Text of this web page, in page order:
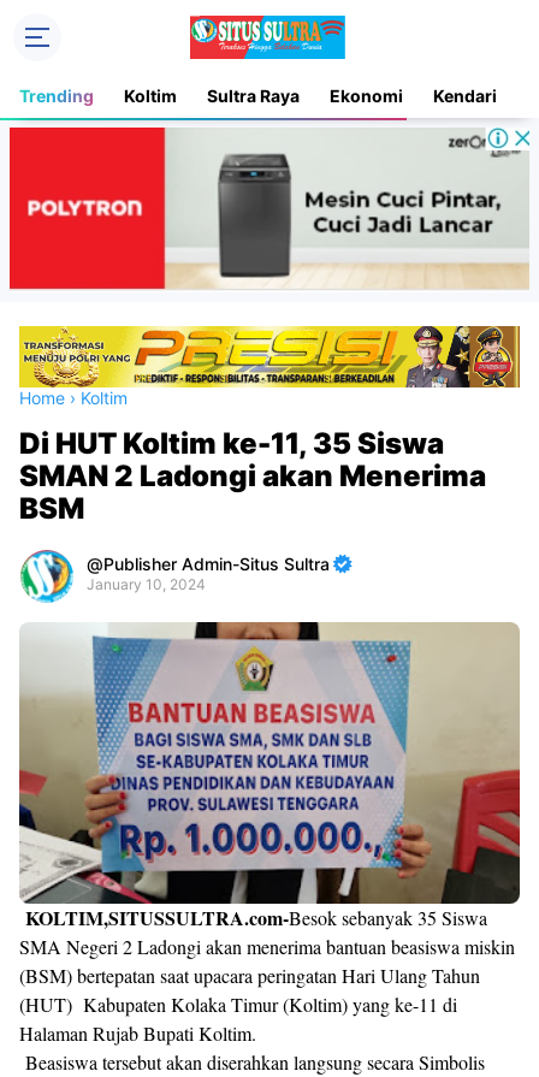
Trending Koltim Sultra Raya Ekonomi Kendari
Home › Koltim
Di HUT Koltim ke-11, 35 Siswa
SMAN 2 Ladongi akan Menerima
BSM
Publisher Admin-Situs Sultra
January 10, 2024
Premium
Raushan
Design
Templates
KOLTIM,SITUSSULTRA.com-Besok sebanyak 35 Siswa
SMA Negeri 2 Ladongi akan menerima bantuan beasiswa miskin
(BSM) bertepatan saat upacara peringatan Hari Ulang Tahun
(HUT) Kabupaten Kolaka Timur (Koltim) yang ke-11 di
Halaman Rujab Bupati Koltim.
Beasiswa tersebut akan diserahkan langsung secara Simbolis